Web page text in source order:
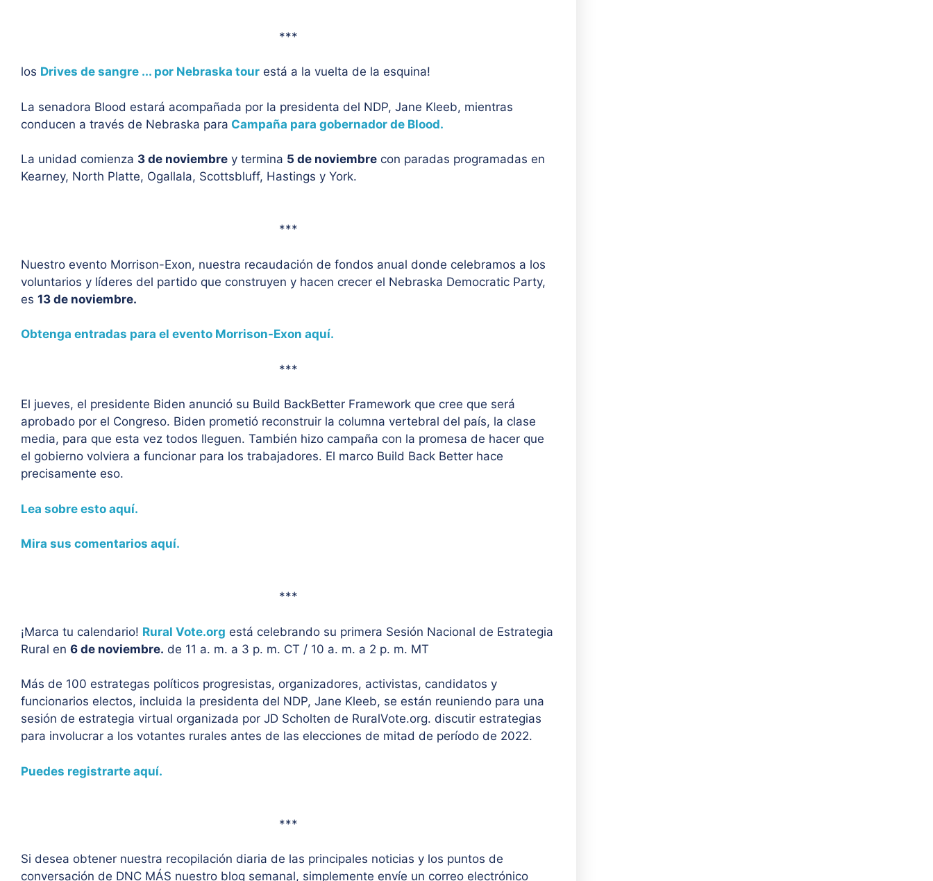
***
los Drives de sangre ... por Nebraska tour está a la vuelta de la esquina!
La senadora Blood estará acompañada por la presidenta del NDP, Jane Kleeb, mientras
conducen a través de Nebraska para Campaña para gobernador de Blood.
La unidad comienza 3 de noviembre y termina 5 de noviembre con paradas programadas en
Kearney, North Platte, Ogallala, Scottsbluff, Hastings y York.
***
Nuestro evento Morrison-Exon, nuestra recaudación de fondos anual donde celebramos a los
voluntarios y líderes del partido que construyen y hacen crecer el Nebraska Democratic Party,
es 13 de noviembre.
Obtenga entradas para el evento Morrison-Exon aquí.
***
El jueves, el presidente Biden anunció su Build BackBetter Framework que cree que será
aprobado por el Congreso. Biden prometió reconstruir la columna vertebral del país, la clase
media, para que esta vez todos lleguen. También hizo campaña con la promesa de hacer que
el gobierno volviera a funcionar para los trabajadores. El marco Build Back Better hace
precisamente eso.
Lea sobre esto aquí.
Mira sus comentarios aquí.
***
¡Marca tu calendario! Rural Vote.org está celebrando su primera Sesión Nacional de Estrategia
Rural en 6 de noviembre. de 11 a. m. a 3 p. m. CT / 10 a. m. a 2 p. m. MT
Más de 100 estrategas políticos progresistas, organizadores, activistas, candidatos y
funcionarios electos, incluida la presidenta del NDP, Jane Kleeb, se están reuniendo para una
sesión de estrategia virtual organizada por JD Scholten de RuralVote.org. discutir estrategias
para involucrar a los votantes rurales antes de las elecciones de mitad de período de 2022.
Puedes registrarte aquí.
***
Si desea obtener nuestra recopilación diaria de las principales noticias y los puntos de
conversación de DNC MÁS nuestro blog semanal, simplemente envíe un correo electrónico